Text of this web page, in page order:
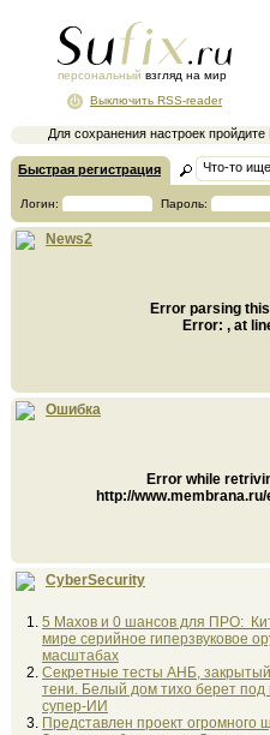
персональный взгляд на мир
Для сохранения настроек
Выключить RSS-reader
Быстрая регистрация
Логин: Пароль:
News2
Error parsing
Error: , at
Ошибка
Error while
http://
CyberSecurity
5 Махов и 0 шансов для ПРО:
мире серийное гиперзвуковое
масштабах
Секретные тесты АНБ,
тени. Белый дом тихо берет под
супер-ИИ
Представлен проект огромного